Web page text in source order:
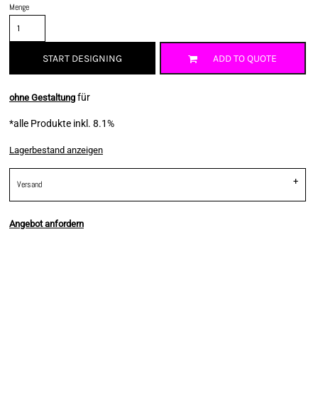
Menge
START DESIGNING ADD TO QUOTE
ohne Gestaltung für
*alle Produkte inkl. 8.1%
Lagerbestand anzeigen
Versand
Angebot anfordern